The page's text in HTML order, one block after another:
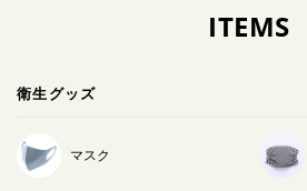
ITEMS
衛生グッズ
マスク